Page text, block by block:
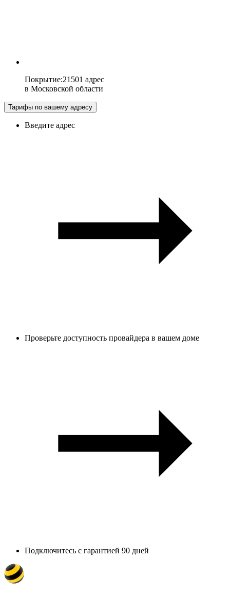
Покрытие:21501 адрес
в Московской области
Тарифы по вашему адресу
Введите адрес
Проверьте доступность провайдера в вашем доме
Подключитесь с гарантией 90 дней